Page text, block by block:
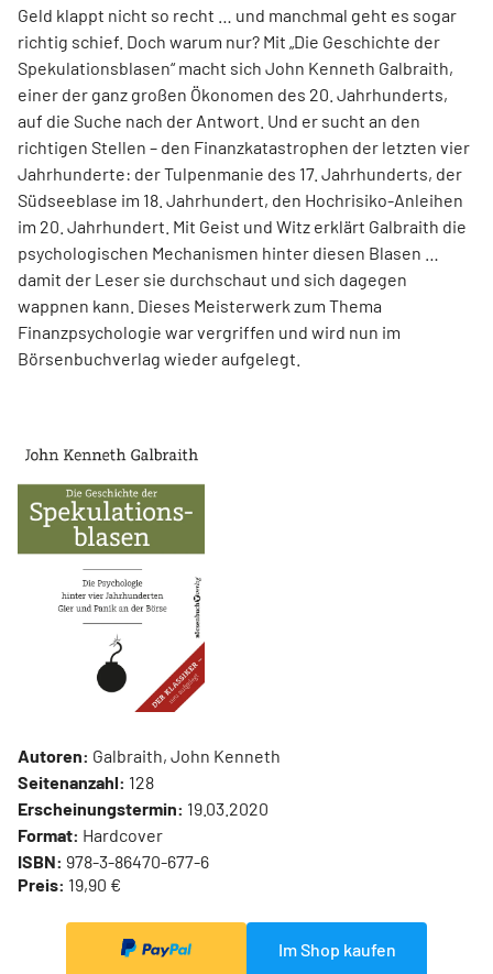
Geld klappt nicht so recht … und manchmal geht es sogar
richtig schief. Doch warum nur? Mit „Die Geschichte der
Spekulationsblasen“ macht sich John Kenneth Galbraith,
einer der ganz großen Ökonomen des 20. Jahrhunderts,
auf die Suche nach der Antwort. Und er sucht an den
richtigen Stellen – den Finanz­katas­trophen der letzten vier
Jahrhunderte: der Tulpenmanie des 17. Jahrhunderts, der
Südseeblase im 18. Jahrhundert, den Hochrisiko-Anleihen
im 20. Jahrhundert. Mit Geist und Witz erklärt Gal­braith die
psychologischen Mechanismen hinter diesen Blasen …
damit der Leser sie durchschaut und sich dagegen
wappnen kann. Dieses Meisterwerk zum Thema
Finanzpsychologie war vergriffen und wird nun im
Börsenbuchverlag wieder aufgelegt.
Autoren: Galbraith, John Kenneth
Seitenanzahl: 128
Erscheinungstermin: 19.03.2020
Format: Hardcover
ISBN: 978-3-86470-677-6
Preis: 19,90 €
Im Shop kaufen